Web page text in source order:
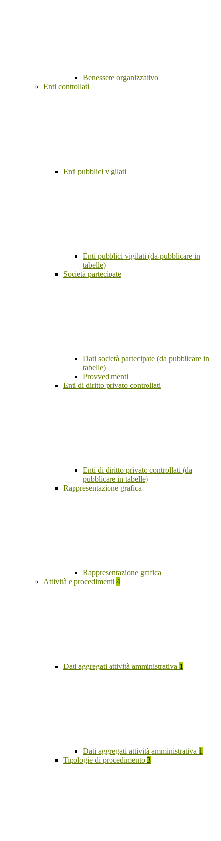
Benessere organizzativo
Enti controllati
Enti pubblici vigilati
Enti pubblici vigilati (da pubblicare in
tabelle)
Società partecipate
Dati società partecipate (da pubblicare in
tabelle)
Provvedimenti
Enti di diritto privato controllati
Enti di diritto privato controllati (da
pubblicare in tabelle)
Rappresentazione grafica
Rappresentazione grafica
Attività e procedimenti 4
Dati aggregati attività amministrativa 1
Dati aggregati attività amministrativa 1
Tipologie di procedimento 3